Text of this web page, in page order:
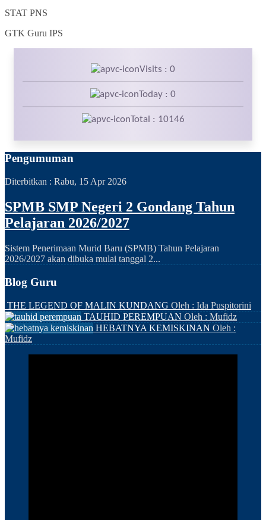
STAT PNS
GTK Guru IPS
Visits : 0
Today : 0
Total : 10146
Pengumuman
Diterbitkan : Rabu, 15 Apr 2026
SPMB SMP Negeri 2 Gondang Tahun
Pelajaran 2026/2027
Sistem Penerimaan Murid Baru (SPMB) Tahun Pelajaran
2026/2027 akan dibuka mulai tanggal 2...
Blog Guru
THE LEGEND OF MALIN KUNDANG Oleh : Ida Puspitorini
TAUHID PEREMPUAN Oleh : Mufidz
HEBATNYA KEMISKINAN Oleh :
Mufidz